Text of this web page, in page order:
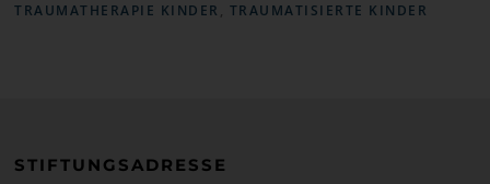
TRAUMATHERAPIE KINDER , TRAUMATISIERTE KINDER
STIFTUNGSADRESSE